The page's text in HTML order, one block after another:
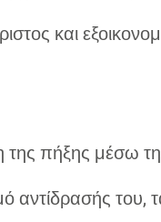
και
της πήξης μέσω
αντίδρασής